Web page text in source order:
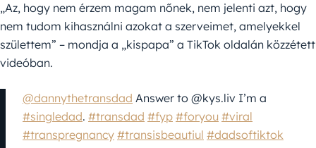
„Az, hogy nem érzem magam nőnek, nem jelenti azt, hogy
nem tudom kihasználni azokat a szerveimet, amelyekkel
születtem” – mondja a „kispapa” a TikTok oldalán közzétett
videóban.
@dannythetransdad Answer to @kys.liv I’m a
#singledad. #transdad #fyp #foryou #viral
#transpregnancy #transisbeautiul #dadsoftiktok